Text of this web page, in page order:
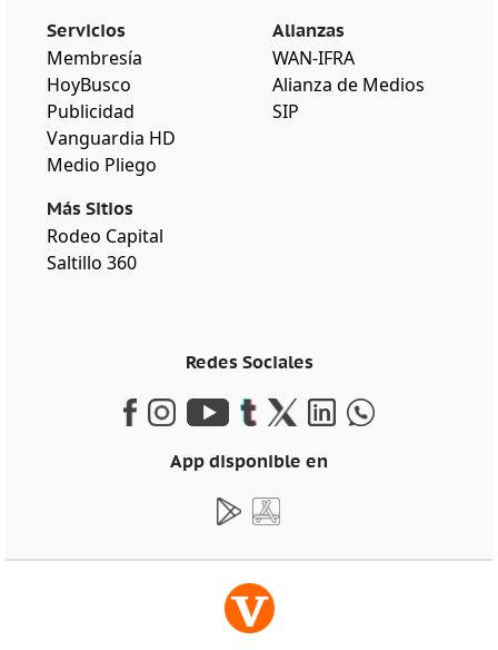
Servicios
Membresía
HoyBusco
Publicidad
Vanguardia HD
Medio Pliego
Más Sitios
Rodeo Capital
Saltillo 360
Alianzas
WAN-IFRA
Alianza de Medios
SIP
Redes Sociales
App disponible en